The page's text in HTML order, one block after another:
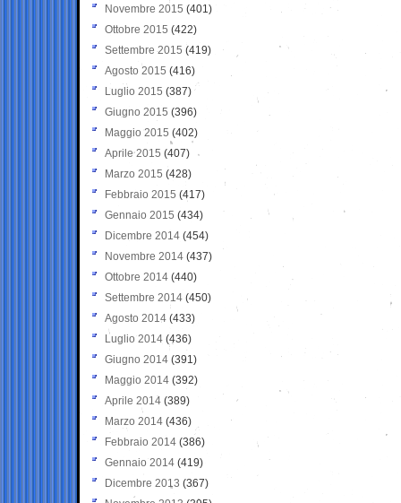
Novembre 2015 (401)
Ottobre 2015 (422)
Settembre 2015 (419)
Agosto 2015 (416)
Luglio 2015 (387)
Giugno 2015 (396)
Maggio 2015 (402)
Aprile 2015 (407)
Marzo 2015 (428)
Febbraio 2015 (417)
Gennaio 2015 (434)
Dicembre 2014 (454)
Novembre 2014 (437)
Ottobre 2014 (440)
Settembre 2014 (450)
Agosto 2014 (433)
Luglio 2014 (436)
Giugno 2014 (391)
Maggio 2014 (392)
Aprile 2014 (389)
Marzo 2014 (436)
Febbraio 2014 (386)
Gennaio 2014 (419)
Dicembre 2013 (367)